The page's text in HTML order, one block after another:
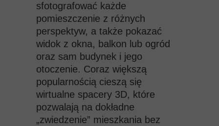
sfotografować każde
pomieszczenie z różnych
perspektyw, a także pokazać
widok z okna, balkon lub ogród
oraz sam budynek i jego
otoczenie. Coraz większą
popularnością cieszą się
wirtualne spacery 3D, które
pozwalają na dokładne
„zwiedzenie” mieszkania bez